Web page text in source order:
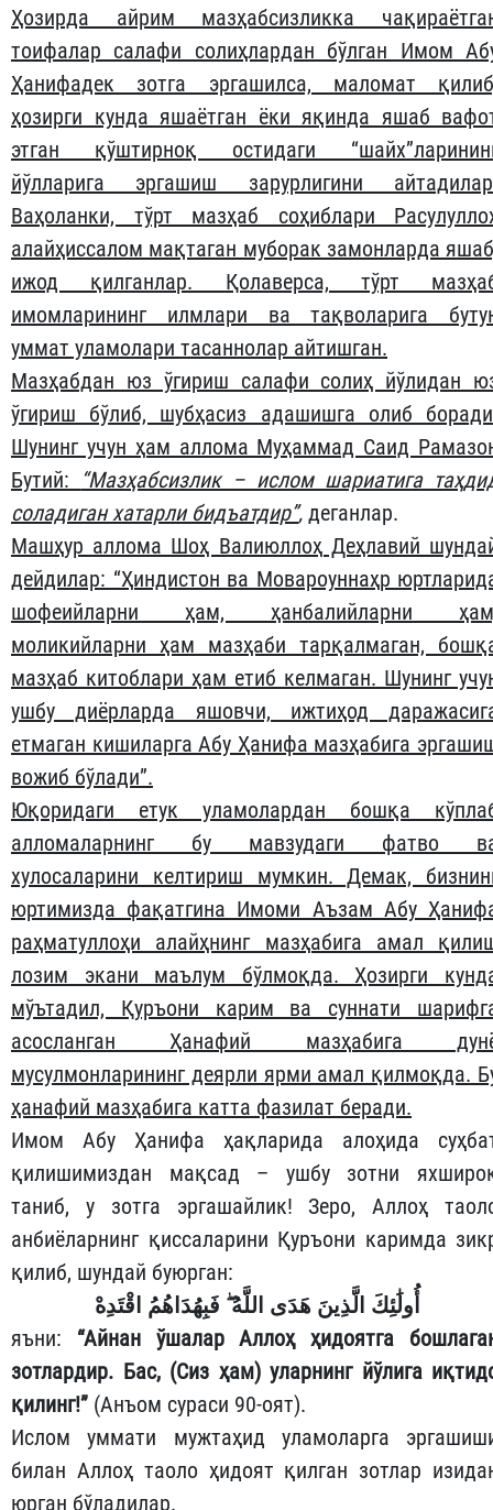
Ҳозирда айрим мазҳабсизликка
тоифалар салафи солиҳлардан бўлган Имом
Ҳанифадек зотга эргашилса, маломат
ҳозирги кунда яшаётган ёки яқинда яшаб
этган қўштирноқ остидаги
йўлларига эргашиш зарурлигини
Ваҳоланки, тўрт мазҳаб соҳиблари
алайҳиссалом мақтаган муборак замонларда
ижод қилганлар. Қолаверса, тўрт
имомларининг илмлари ва тақволарига
уммат уламолари тасаннолар айтишган.
Мазҳабдан юз ўгириш салафи солиҳ йўлидан
ўгириш бўлиб, шубҳасиз адашишга олиб
Шунинг учун ҳам аллома Муҳаммад Саид
Бутий: “Мазҳабсизлик – ислом шариатига
соладиган хатарли бидъатдир”, деганлар.
Машҳур аллома Шоҳ Валиюллоҳ Деҳлавий
дейдилар: “Ҳиндистон ва Мовароуннаҳр
шофеийларни ҳам, ҳанбалийларни
моликийларни ҳам мазҳаби тарқалмаган,
мазҳаб китоблари ҳам етиб келмаган. Шунинг
ушбу диёрларда яшовчи, ижтиҳод
етмаган кишиларга Абу Ҳанифа мазҳабига
вожиб бўлади”.
Юқоридаги етук уламолардан бошқа
алломаларнинг бу мавзудаги фатво
хулосаларини келтириш мумкин. Демак,
юртимизда фақатгина Имоми Аъзам Абу
раҳматуллоҳи алайҳнинг мазҳабига амал
лозим экани маълум бўлмоқда. Ҳозирги
мўътадил, Қуръони карим ва суннати
асосланган Ҳанафий мазҳабига
мусулмонларининг деярли ярми амал қилмоқда.
ҳанафий мазҳабига катта фазилат беради.
Имом Абу Ҳанифа ҳақларида алоҳида
қилишимиздан мақсад – ушбу зотни
таниб, у зотга эргашайлик! Зеро, Аллоҳ
анбиёларнинг қиссаларини Қуръони каримда
қилиб, шундай буюрган:
أُولَٰئِكَ الَّذِينَ هَدَى اللَّهُ ۖ فَبِهُدَاهُمُ اقْتَدِهْ
яъни: “Айнан ўшалар Аллоҳ ҳидоятга
зотлардир. Бас, (Сиз ҳам) уларнинг йўлига
қилинг!” (Анъом сураси 90-оят).
Ислом уммати мужтаҳид уламоларга
билан Аллоҳ таоло ҳидоят қилган зотлар
юрган бўладилар.